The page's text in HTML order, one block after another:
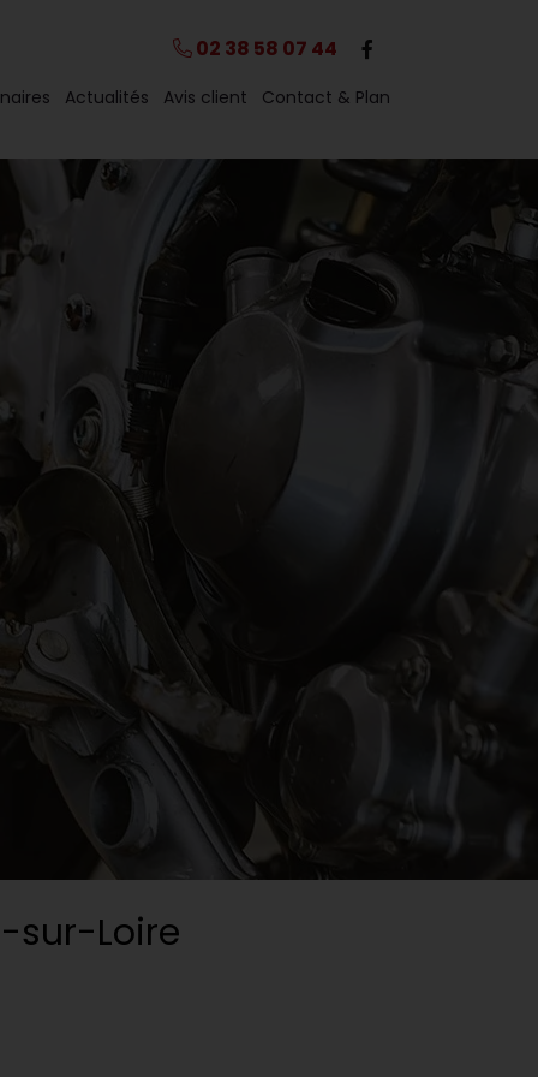
02 38 58 07 44
Actualités Avis client Contact & Plan
sur-Loire